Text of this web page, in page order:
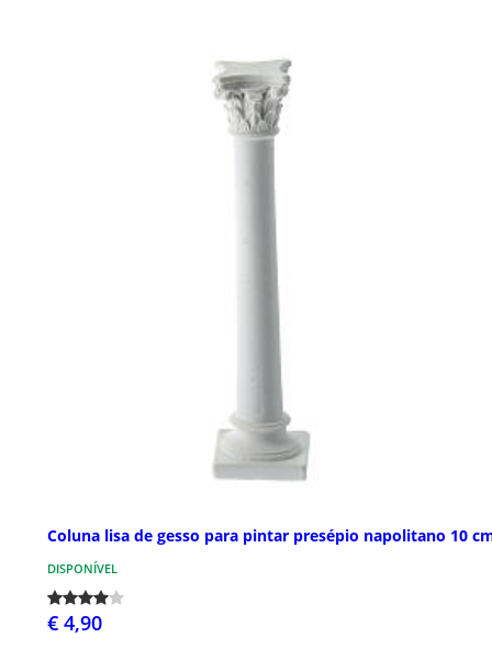
Coluna lisa de gesso para pintar presépio napolitano 10
DISPONÍVEL
€ 4,90